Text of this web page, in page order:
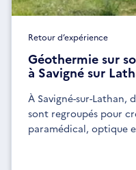
Retour d’expérience
Géothermie sur
à Savigné sur
À Savigné-sur-Lathan,
sont regroupés pour
paramédical, optique